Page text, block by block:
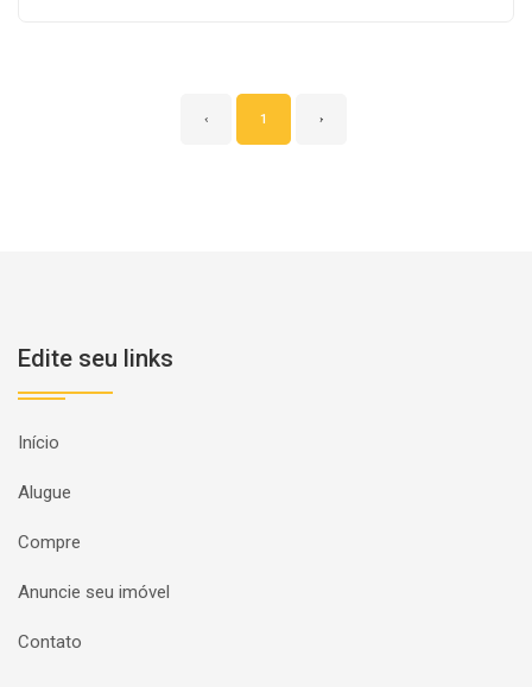
‹ 1 ›
Edite seu links
Início
Alugue
Compre
Anuncie seu imóvel
Contato